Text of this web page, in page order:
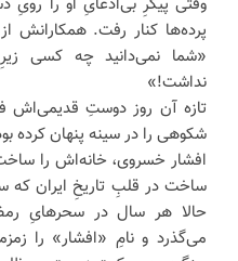
پرده‌ها کنار رفت. همکارانش
«شما نمی‌دانید چه کسی
نداشت!»
تازه آن روز دوستِ قدیمی‌اش
شکوهی را در سینه پنهان کرده
افشار خسروی، خانه‌اش را
ساخت در قلبِ تاریخِ ایران که
حالا هر سال در سحرهایِ
می‌گذرد و نامِ «افشار» را